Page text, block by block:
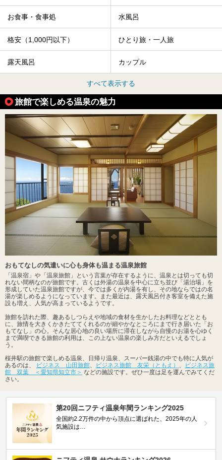
お食事・食事処 水風呂
格安（1,000円以下） ひとり旅・一人旅
露天風呂 カップル
すべて表示する
旅館で楽しめる温泉の魅力
おもてなしの気遣いに心も身体も温まる温泉旅館
「温泉宿」や「温泉旅館」という言葉が存在するように、温泉とは切っても切
れない間柄なのが旅館です。古くは外湯の温泉を中心に立ち並び「湯治場」を
形成していた温泉旅館ですが、今では多くが内湯を有し、その地ならではの名
湯が楽しめるようになっています。また最近は、露天風呂付き客室を備えた施
設も増え、人気が高まっているようです。
旅館を訪れた際、趣あるしつらえや地域の食材を生かしたお料理などととも
に、旅情を大きくかきたててくれるのが細やかなところにまで行き届いた「お
もてなし」の心。そんな居心地の良い場所に滞在しながら自慢のお湯を心ゆく
まで満喫できる旅館の利用は、この上ない温泉の楽しみ方だといえるでしょ
う。
桜井駅の旅館で楽しめる温泉、日帰り温泉、スーパー銭湯の中でも特に人気が
あるのは、
ビジネス 山田旅館 ビジネス旅館 友栄（ともえ）
ビジネス旅
館 双葉 ＜愛知県知立市＞ などの施設です。ぜひ一度は足を運んでみてくだ
さい。
第20回ニフティ温泉年間ランキング2025
全国約2.2万件の中から頂点に選ばれた、2025年の人
気施設は…